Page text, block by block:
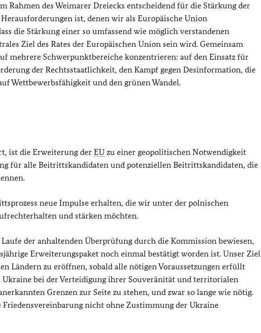
Rahmen des Weimarer Dreiecks entscheidend für die Stärkung der
ist, denen wir als Europäische Union
die Stärkung einer so umfassend wie möglich verstandenen
Ziel des Rates der Europäischen Union sein wird. Gemeinsam
mehrere Schwerpunktbereiche konzentrieren: auf den Einsatz für
der Rechtsstaatlichkeit, den Kampf gegen Desinformation, die
Wettbewerbsfähigkeit und den grünen Wandel.
ist die Erweiterung der EU zu einer geopolitischen Notwendigkeit
für alle Beitrittskandidaten und potenziellen Beitrittskandidaten, die
neue Impulse erhalten, die wir unter der polnischen
und stärken möchten.
der anhaltenden Überprüfung durch die Kommission bewiesen,
Erweiterungspaket noch einmal bestätigt worden ist. Unser Ziel
Ländern zu eröffnen, sobald alle nötigen Voraussetzungen erfüllt
bei der Verteidigung ihrer Souveränität und territorialen
Grenzen zur Seite zu stehen, und zwar so lange wie nötig.
nicht ohne Zustimmung der Ukraine